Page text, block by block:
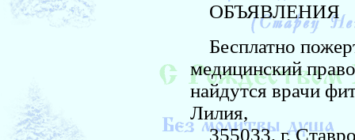
ОБЪЯВЛЕНИЯ
Бесплатно
медицинский
найдутся врачи
Лилия,
355033, г.